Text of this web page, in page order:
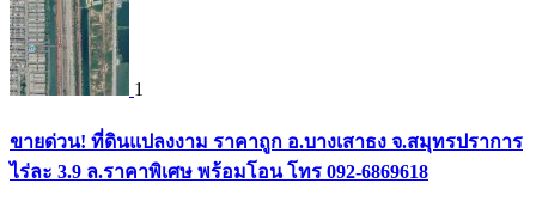
1
ขายด่วน! ที่ดินแปลงงาม ราคาถูก อ.บางเสาธง จ.สมุทรปราการ
ไร่ละ 3.9 ล.ราคาพิเศษ พร้อมโอน โทร 092-6869618